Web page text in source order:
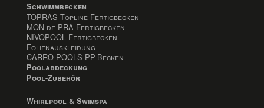
Schwimmbecken
TOPRAS Topline Fertigbecken
MON de PRA Fertigbecken
NIVOPOOL Fertigbecken
Folienauskleidung
CARRO POOLS PP-Becken
Poolabdeckung
Pool-Zubehör
Whirlpool & Swimspa